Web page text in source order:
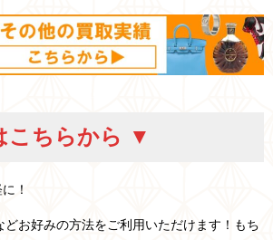
こちらから ▼
！
どお好みの方法をご利用いただけます！もち